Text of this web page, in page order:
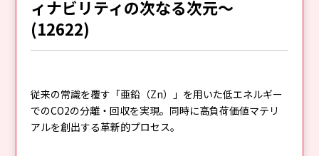
ィナビリティの次なる次元～
(12622)
従来の常識を覆す「亜鉛（Zn）」を用いた低エネルギー
でのCO2の分離・回収を実現。同時に高負荷価値マテリ
アルを創出する革新的プロセス。